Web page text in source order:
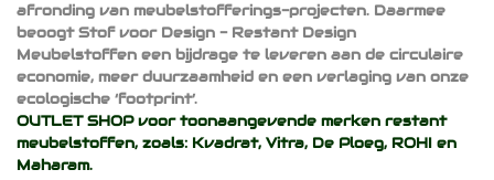
afronding van meubelstofferings-projecten. Daarmee
beoogt Stof voor Design - Restant Design
Meubelstoffen een bijdrage te leveren aan de circulaire
economie, meer duurzaamheid en een verlaging van onze
ecologische ‘footprint’.
OUTLET SHOP voor toonaangevende merken restant
meubelstoffen, zoals: Kvadrat, Vitra, De Ploeg, ROHI en
Maharam.